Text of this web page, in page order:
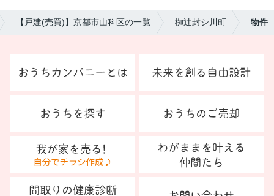
【戸建(売買)】京都市山科区の一覧 椥辻封シ川町 物件